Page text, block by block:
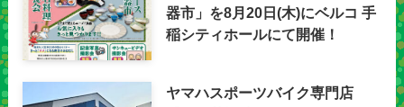
器市」を8月20日(木)にベルコ 手
稲シティホールにて開催！
ヤマハスポーツバイク専門店